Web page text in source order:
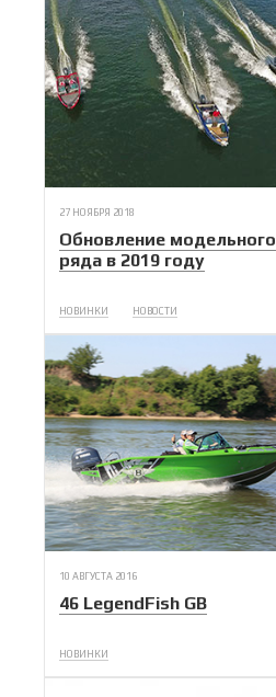
27 НОЯБРЯ 2018
Обновление модельного
ряда в 2019 году
НОВИНКИ НОВОСТИ
10 АВГУСТА 2016
46 LegendFish GB
НОВИНКИ